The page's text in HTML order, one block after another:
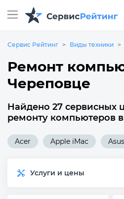
Сервис Рейтинг Виды техники
Ремонт
Череповце
Найдено 27 сервисных
ремонту компьютеров
Acer Apple iMac Asus
Услуги и цены